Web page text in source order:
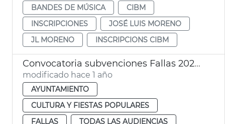
BANDES DE MÚSICA
CIBM
INSCRIPCIONES
JOSÉ LUIS MORENO
JL MORENO
INSCRIPCIONS CIBM
Convocatoria subvenciones Fallas 2025 pirotecnia agrupaciones musicales
modificado hace 1 año
AYUNTAMIENTO
CULTURA Y FIESTAS POPULARES
FALLAS
TODAS LAS AUDIENCIAS